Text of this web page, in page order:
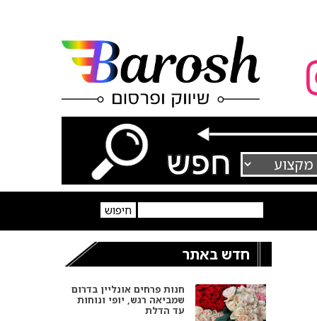
חדש באתר
חנות פרחים אונליין בדרום
שמביאה רגש, יופי ונוחות
עד הדלת